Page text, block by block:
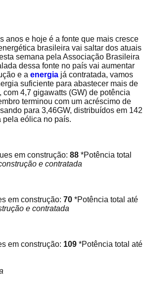
anos e hoje é a fonte que mais cresce
brasileira vai saltar dos atuais
semana pela Associação Brasileira
dessa fonte no país vai aumentar
e a energia já contratada, vamos
suficiente para abastecer mais de
4,7 gigawatts (GW) de potência
terminou com um acréscimo de
para 3,46GW, distribuídos em 142
pela eólica no país.
em construção: 88 *Potência total
e contratada
em construção: 70 *Potência total até
e contratada
em construção: 109 *Potência total até